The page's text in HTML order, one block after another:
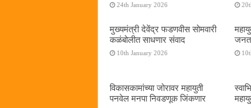
24th January 2026
मुख्यमंत्री देवेंद्र फडणवीस सोमवारी
कळंबोलीत साधणार संवाद
10th January 2026
विकासकामांच्या जोरावर महायुती
पनवेल मनपा निवडणूक जिंकणार